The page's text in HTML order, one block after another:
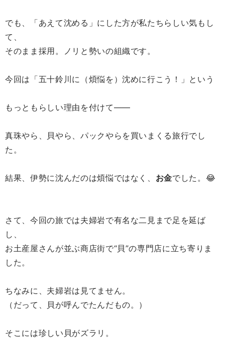
でも、「あえて沈める」にした方が私たちらしい気もし
て、
そのまま採用。ノリと勢いの組織です。
今回は「五十鈴川に（煩悩を）沈めに行こう！」という
もっともらしい理由を付けて――
真珠やら、貝やら、パックやらを買いまくる旅行でし
た。
結果、伊勢に沈んだのは煩悩ではなく、 お金でした。😂
さて、今回の旅では夫婦岩で有名な二見まで足を延ば
し、
お土産屋さんが並ぶ商店街で“貝”の専門店に立ち寄りま
した。
ちなみに、夫婦岩は見てません。
（だって、貝が呼んでたんだもの。）
そこには珍しい貝がズラリ。